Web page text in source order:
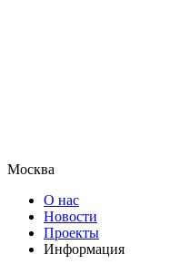
Москва
О нас
Новости
Проекты
Информация